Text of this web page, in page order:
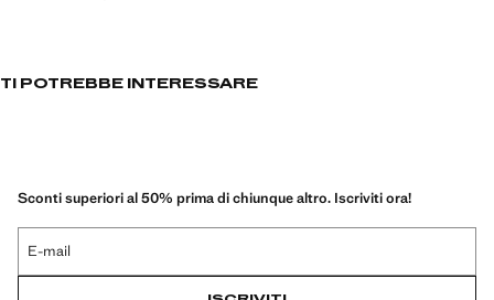
TI POTREBBE INTERESSARE
Sconti superiori al 50% prima di chiunque altro. Iscriviti ora!
E-mail